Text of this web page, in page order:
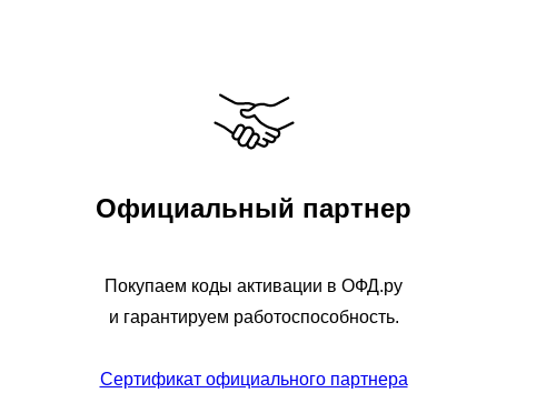
Официальный партнер
Покупаем коды активации в ОФД.ру
и гарантируем работоспособность.
Сертификат официального партнера